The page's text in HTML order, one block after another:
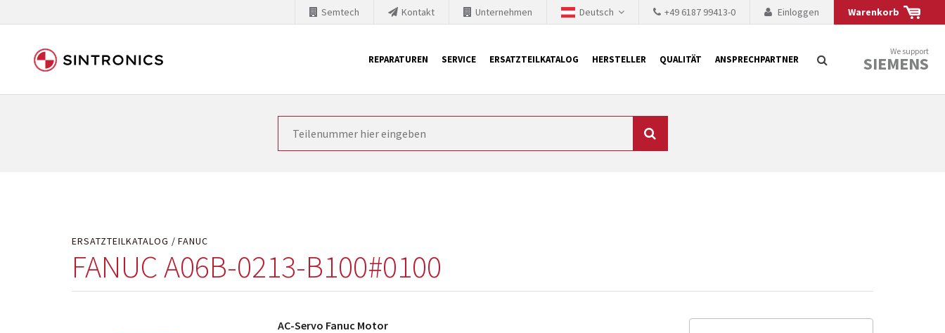
Warenkorb
Einloggen
+49 6187 99413-0
Deutsch
Unternehmen
Kontakt
Semtech
REPARATUREN SERVICE ERSATZTEILKATALOG HERSTELLER QUALITÄT ANSPRECHPARTNER
We support
SIEMENS
Unsere Zusammenarbeit mit Siemens
ERSATZTEILKATALOG FANUC
FANUC A06B-0213-B100#0100
AC-Servo Fanuc Motor